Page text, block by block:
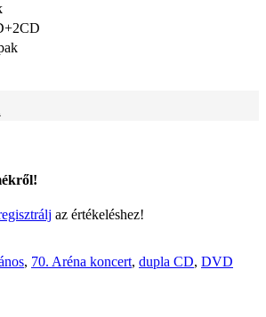
az értékeléshez!
, 70. Aréna koncert, dupla CD, DVD